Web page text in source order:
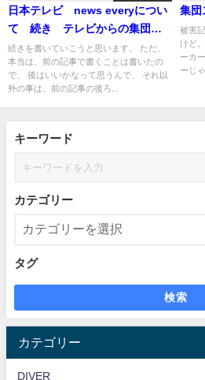
日本テレビ news everyについ
て 続き テレビからの集団ス
トーカー被害者も参考になるか
も
続きを書いていこうと思います。 ただ、
本当は、前の記事で書くことは書いたの
で、 後はいいかなって思うんで、 それ以
外の事は、前の記事の後ろ...
集団
被害
けど
ーカ
ーじ
キーワード
カテゴリー
タグ
検索
カテゴリー
DIVER